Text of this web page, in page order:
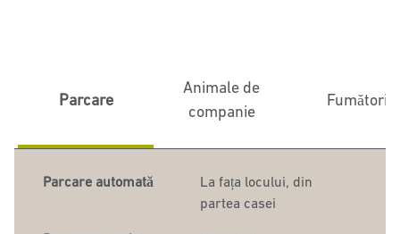
Parcare
Animale de
companie
Fumători
Parcare automată La fața locului, din
partea casei